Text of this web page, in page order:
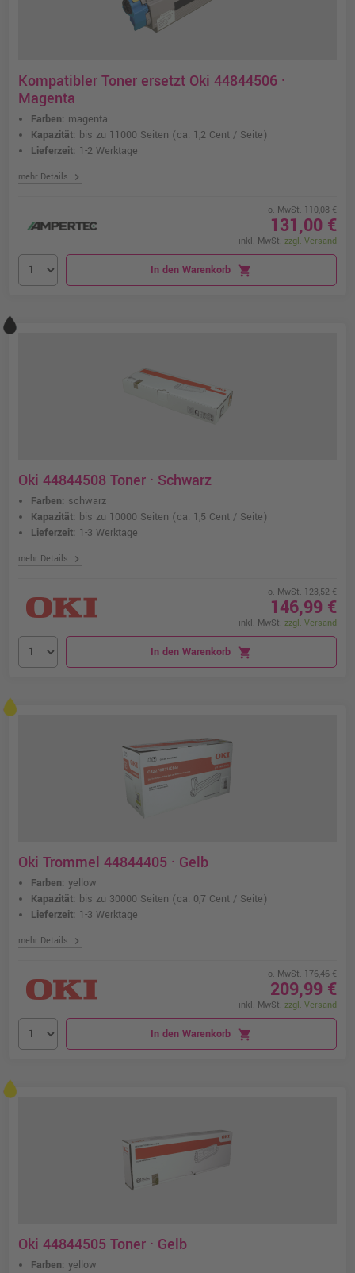
Kompatibler Toner ersetzt Oki 44844506 ·
Magenta
Farben: magenta
Kapazität: bis zu 11000 Seiten (ca. 1,2 Cent / Seite)
Lieferzeit: 1-2 Werktage
mehr Details chevron_right
o. MwSt. 110,08 €
131,00 €
inkl. MwSt. zzgl. Versand
In den Warenkorb shopping_cart
Oki 44844508 Toner · Schwarz
Farben: schwarz
Kapazität: bis zu 10000 Seiten (ca. 1,5 Cent / Seite)
Lieferzeit: 1-3 Werktage
mehr Details chevron_right
o. MwSt. 123,52 €
146,99 €
inkl. MwSt. zzgl. Versand
In den Warenkorb shopping_cart
Oki Trommel 44844405 · Gelb
Farben: yellow
Kapazität: bis zu 30000 Seiten (ca. 0,7 Cent / Seite)
Lieferzeit: 1-3 Werktage
mehr Details chevron_right
o. MwSt. 176,46 €
209,99 €
inkl. MwSt. zzgl. Versand
In den Warenkorb shopping_cart
Oki 44844505 Toner · Gelb
Farben: yellow